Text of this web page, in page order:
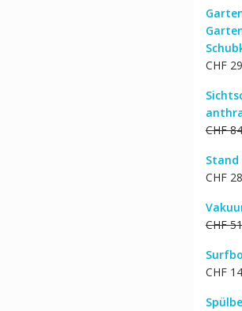
CHF
CHF
Stand
CHF
CHF
CHF